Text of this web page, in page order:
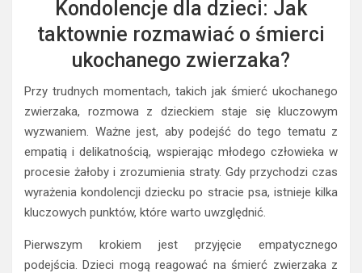
Kondolencje dla dzieci: Jak
taktownie rozmawiać o śmierci
ukochanego zwierzaka?
Przy trudnych momentach, takich jak śmierć ukochanego
zwierzaka, rozmowa z dzieckiem staje się kluczowym
wyzwaniem. Ważne jest, aby podejść do tego tematu z
empatią i delikatnością, wspierając młodego człowieka w
procesie żałoby i zrozumienia straty. Gdy przychodzi czas
wyrażenia kondolencji dziecku po stracie psa, istnieje kilka
kluczowych punktów, które warto uwzględnić.
Pierwszym krokiem jest przyjęcie empatycznego
podejścia. Dzieci mogą reagować na śmierć zwierzaka z